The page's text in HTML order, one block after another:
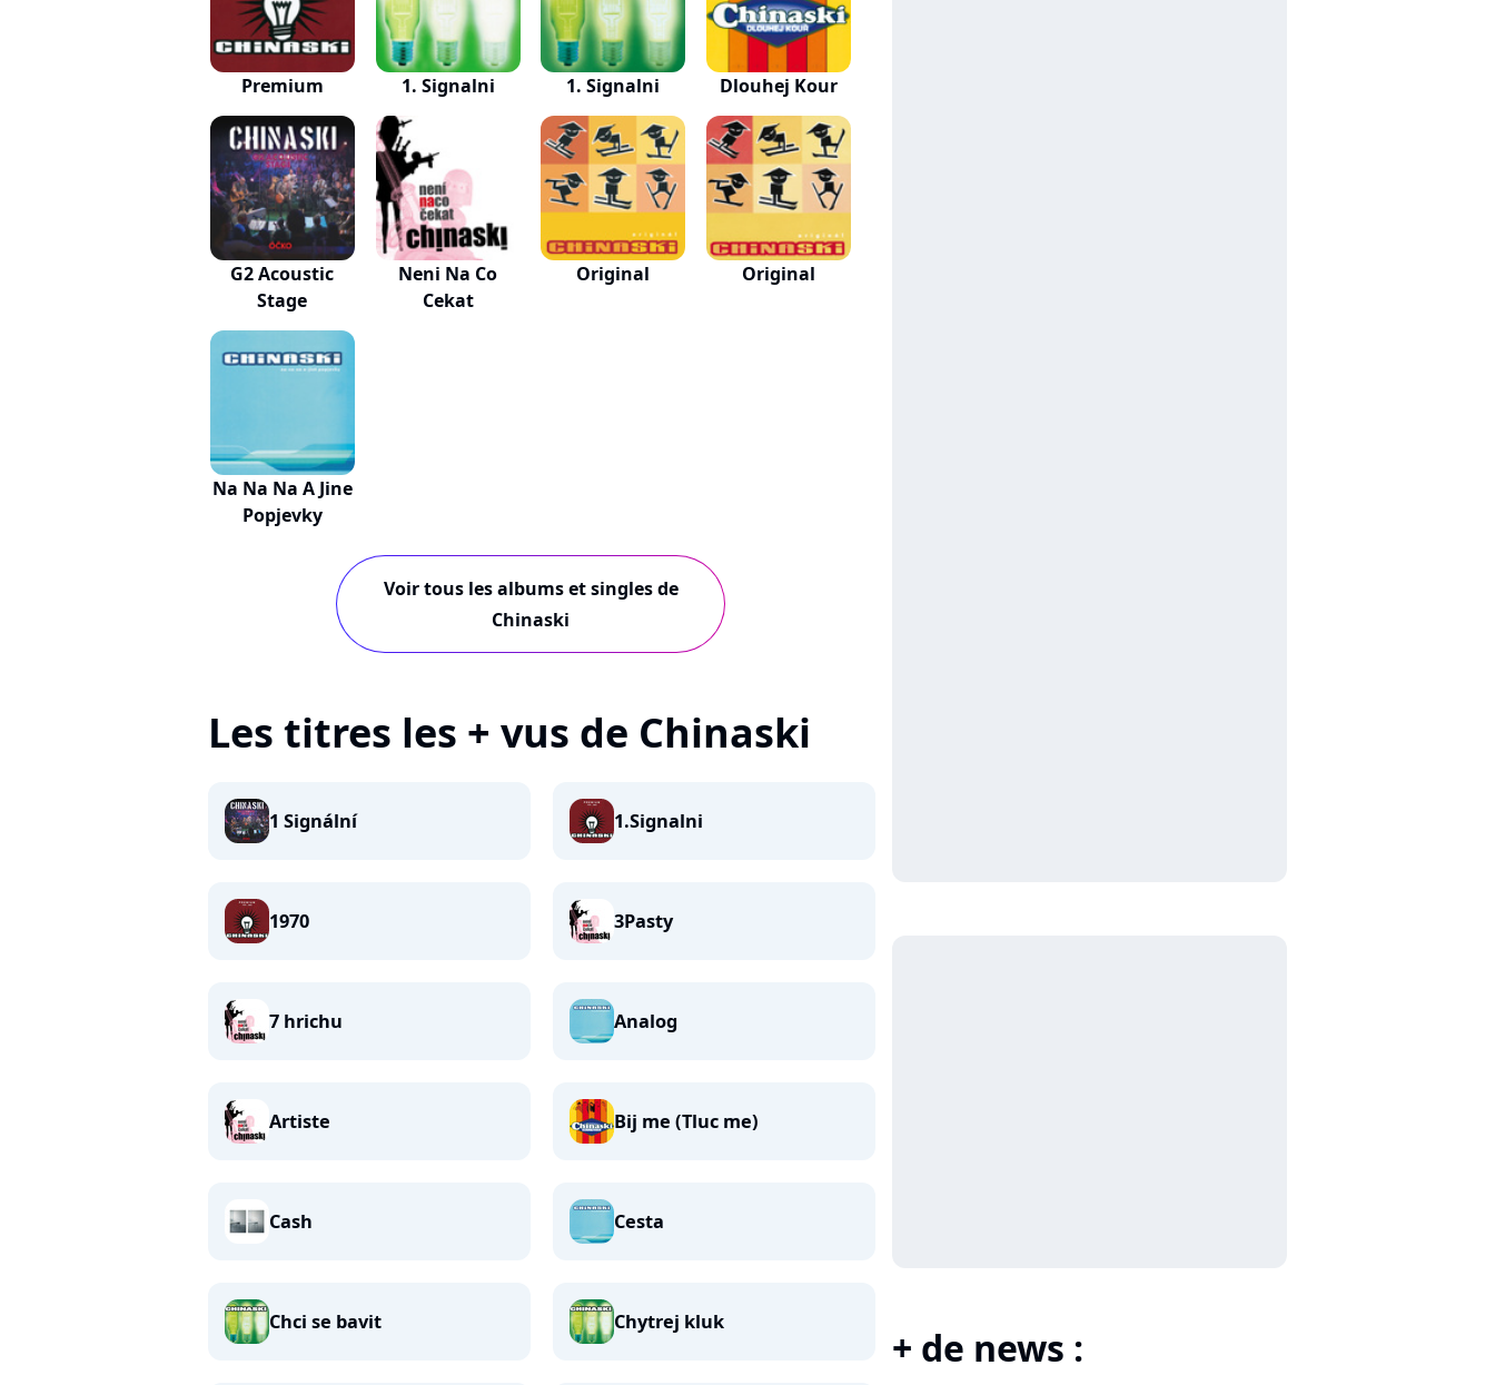
Premium 1. Signalni 1. Signalni Dlouhej Kour
G2 Acoustic
Stage
Neni Na Co
Cekat
Original Original
Na Na Na A Jine
Popjevky
Voir tous les albums et singles de
Chinaski
Les titres les + vus de Chinaski
1 Signální 1.Signalni
1970 3Pasty
7 hrichu Analog
Artiste Bij me (Tluc me)
Cash Cesta
Chci se bavit Chytrej kluk
+ de news :